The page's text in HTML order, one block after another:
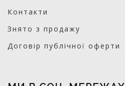
Контакти
Знято з продажу
Договір публічної оферти